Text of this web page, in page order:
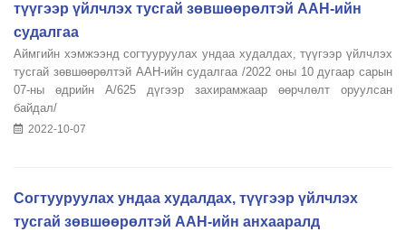
түүгээр үйлчлэх тусгай зөвшөөрөлтэй ААН-ийн
судалгаа
Аймгийн хэмжээнд согтууруулах ундаа худалдах, түүгээр үйлчлэх
тусгай зөвшөөрөлтэй ААН-ийн судалгаа /2022 оны 10 дугаар сарын
07-ны өдрийн А/625 дүгээр захирамжаар өөрчлөлт оруулсан
байдал/
2022-10-07
Согтууруулах ундаа худалдах, түүгээр үйлчлэх
тусгай зөвшөөрөлтэй ААН-ийн анхааралд